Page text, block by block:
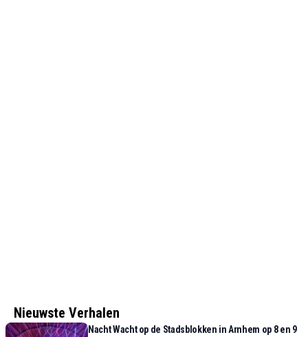
Nieuwste Verhalen
Nacht Wacht op de Stadsblokken in Arnhem op 8 en 9